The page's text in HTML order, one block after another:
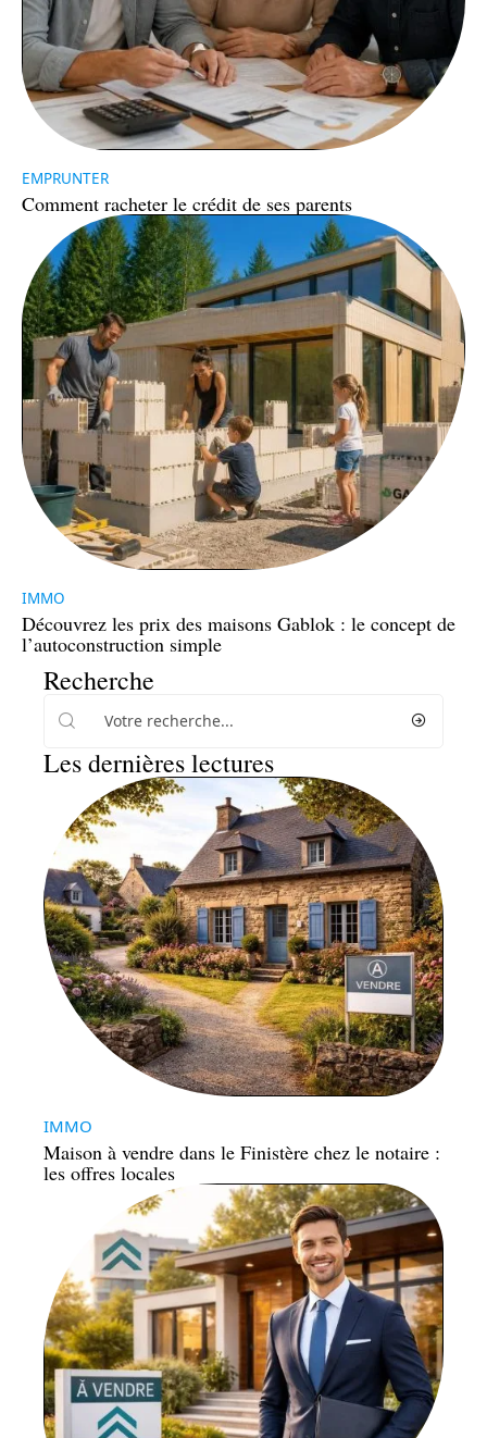
EMPRUNTER
Comment racheter le crédit de ses parents
IMMO
Découvrez les prix des maisons Gablok : le concept de
l’autoconstruction simple
Recherche
Les dernières lectures
IMMO
Maison à vendre dans le Finistère chez le notaire :
les offres locales